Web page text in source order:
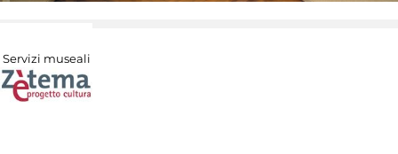
Servizi museali